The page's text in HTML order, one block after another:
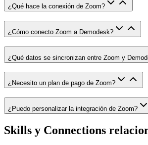
¿Qué hace la conexión de Zoom?
¿Cómo conecto Zoom a Demodesk?
¿Qué datos se sincronizan entre Zoom y
¿Necesito un plan de pago de Zoom?
¿Puedo personalizar la integración de Zoom?
Skills y Connections